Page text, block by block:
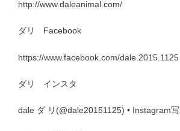
http://www.daleanimal.com/
ダリ Facebook
https://www.facebook.com/dale.2015.1125
ダリ インスタ
dale ダ リ(@dale20151125) • Instagram